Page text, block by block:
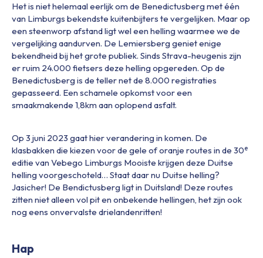
Het is niet helemaal eerlijk om de Benedictusberg met één
van Limburgs bekendste kuitenbijters te vergelijken. Maar op
een steenworp afstand ligt wel een helling waarmee we de
vergelijking aandurven. De Lemiersberg geniet enige
bekendheid bij het grote publiek. Sinds Strava-heugenis zijn
er ruim 24.000 fietsers deze helling opgereden. Op de
Benedictusberg is de teller net de 8.000 registraties
gepasseerd. Een schamele opkomst voor een
smaakmakende 1,8km aan oplopend asfalt.
Op 3 juni 2023 gaat hier verandering in komen. De
klasbakken die kiezen voor de gele of oranje routes in de 30e
editie van Vebego Limburgs Mooiste krijgen deze Duitse
helling voorgeschoteld… Staat daar nu Duitse helling?
Jasicher! De Bendictusberg ligt in Duitsland! Deze routes
zitten niet alleen vol pit en onbekende hellingen, het zijn ook
nog eens onvervalste drielandenritten!
Hap